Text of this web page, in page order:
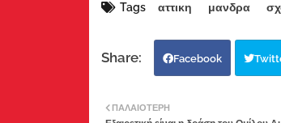
Tags αττικη μανδρα
Facebook
ΠΑΛΑΙΌΤΕΡΗ